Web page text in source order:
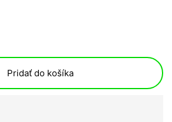
Pridať do košíka